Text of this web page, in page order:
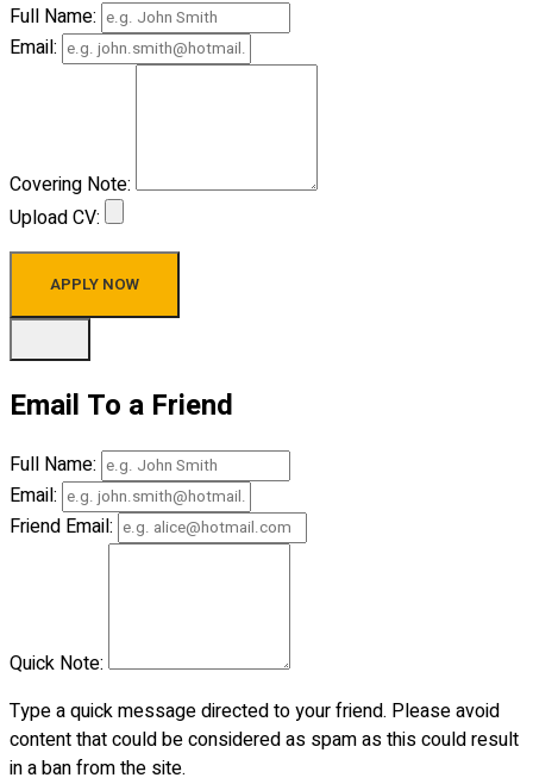
Full Name:
Email:
Covering Note:
Upload CV:
APPLY NOW
Email To a Friend
Full Name:
Email:
Friend Email:
Quick Note:
Type a quick message directed to your friend. Please avoid
content that could be considered as spam as this could result
in a ban from the site.